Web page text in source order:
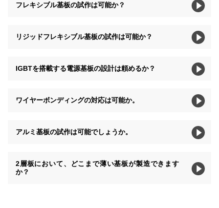
フレキシブル基板の試作は可能か？
リジッドフレキシブル基板の試作は可能か？
IGBTを搭載する電源基板の設計は頼めるか？
ワイヤーボンディングの対応は可能か。
アルミ基板の試作は可能でしょうか。
2層板において、どこまで薄い基板が製造できます
か？